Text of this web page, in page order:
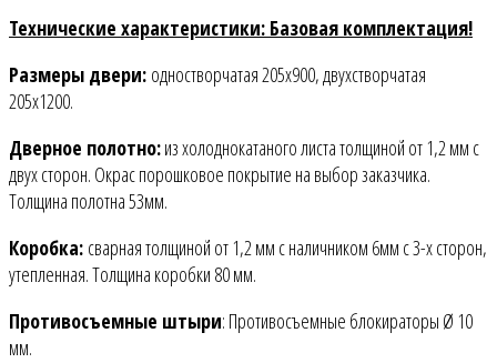
Технические характеристики: Базовая комплектация!
Размеры двери: одностворчатая 205х900, двухстворчатая
205х1200.
Дверное полотно:из холоднокатаного листа толщиной от 1,2 мм c
двух сторон. Окрас порошковое покрытие на выбор заказчика.
Толщина полотна 53мм.
Коробка: сварная толщиной от 1,2 мм с наличником 6мм с 3-х сторон,
утепленная. Толщина коробки 80 мм.
Противосъемные штыри: Противосъемные блокираторы Ø 10
мм.